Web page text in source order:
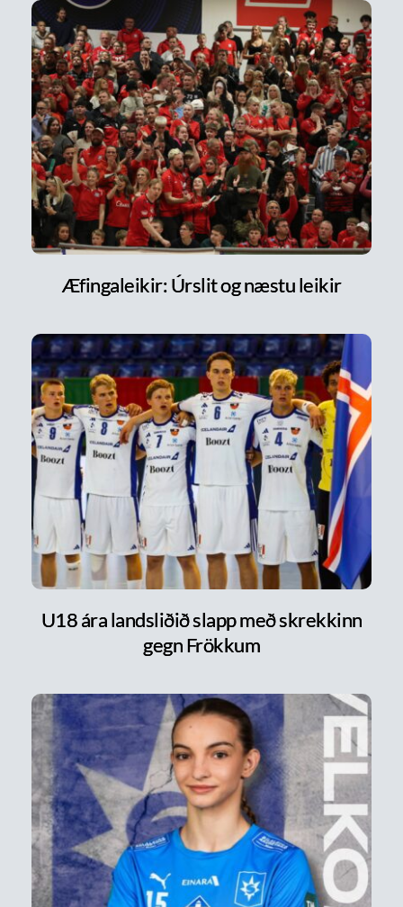
Æfingaleikir: Úrslit og næstu leikir
U18 ára landsliðið slapp með skrekkinn
gegn Frökkum